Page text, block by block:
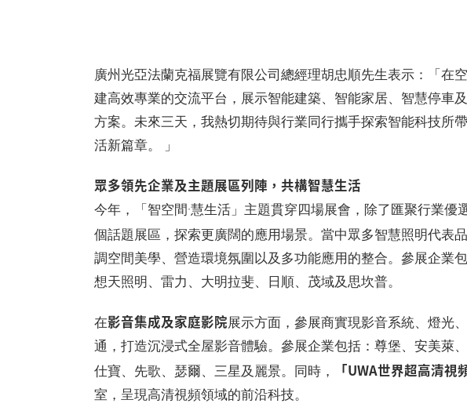
廣州光亞法蘭克福展覽有限公司總經理胡忠順先生表示：「在
建高效專業的交流平台，展示智能建築、智能家居、智慧停車
方案。未來三天，我熱切期待與行業同行攜手探索智能科技所
活新篇章。 」
眾多領先企業及主題展區列陣，共構智慧生活
今年，「智空間·慧生活」主題貫穿四場展會，除了匯聚行業優
個話題展區，探索更廣闊的應用場景。當中眾多智慧照明代表
調空間美學、營造環境氛圍以及多功能應用的整合。參展企業
想天照明、雷力、大明拉斐、日順、茂域及思坎普。
在影音集成及家庭影院展示方面，參展商實現影音系統、燈光
通，打造沉浸式全屋影音體驗。參展企業包括：尊堡、安美萊
仕寶、先歌、瑟爾、三星及麗景。同時，
「UWA世界超高清視
室，呈現高清視頻領域的前沿科技。